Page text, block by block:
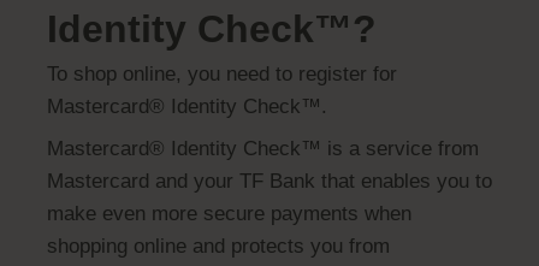
Identity Check™?
To shop online, you need to register for
Mastercard® Identity Check™.
Mastercard® Identity Check™ is a service from
Mastercard and your TF Bank that enables you to
make even more secure payments when
shopping online and protects you from